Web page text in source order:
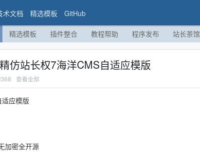
术文档 精选模板 GitHub
精选模板 插件整合 教程帮助 程序发布 站长茶馆
仿站长权7海洋CMS自适应模版
查看全部
适应模版
加密全开源